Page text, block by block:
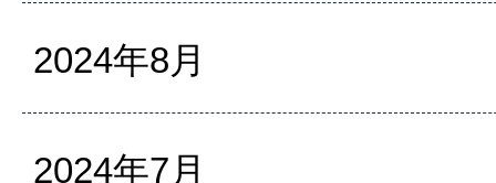
2024年8月
2024年7月